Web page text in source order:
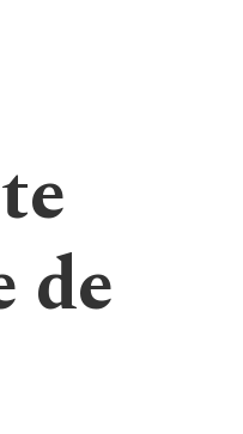
de